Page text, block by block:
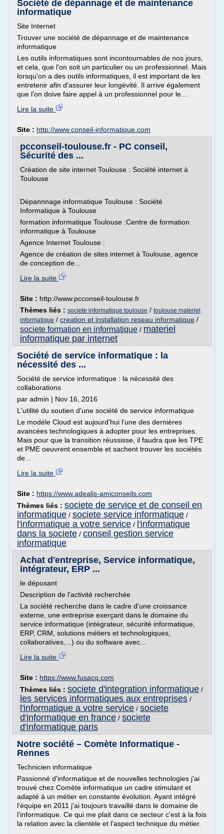
Société de dépannage et de maintenance
informatique
Site Internet
Trouver une société de dépannage et de maintenance
informatique
Les outils informatiques sont incontournables de nos jours,
et cela, que l'on soit un particulier ou un professionnel. Mais
lorsqu'on a des outils informatiques, il est important de les
entretenir afin d'assurer leur longévité. Il arrive également
que l'on doive faire appel à un professionnel pour le...
Lire la suite
Site : http://www.conseil-informatique.com
pcconseil-toulouse.fr - PC conseil,
Sécurité des ...
Création de site internet Toulouse : Société internet à
Toulouse
Dépannnage informatique Toulouse : Société
Informatique à Toulouse
formation informatique Toulouse :Centre de formation
informatique à Toulouse
Agence Internet Toulouse :
Agence de création de sites internet à Toulouse, agence
de conception de...
Lire la suite
Site : http://www.pcconseil-toulouse.fr
Thèmes liés : societe informatique toulouse / toulouse materiel
informatique / creation et installation reseau informatique /
societe formation en informatique / materiel
informatique par internet
Société de service informatique : la
nécessité des ...
Société de service informatique : la nécessité des
collaborations
par admin | Nov 16, 2016
L'utilité du soutien d'une société de service informatique
Le modèle Cloud est aujourd'hui l'une des dernières
avancées technologiques à adopter pour les entreprises.
Mais pour que la transition réussisse, il faudra que les TPE
et PME oeuvrent ensemble et sachent trouver les sociétés
de...
Lire la suite
Site : https://www.adealis-amiconseils.com
Thèmes liés : societe de service et de conseil en
informatique / societe service informatique /
l'informatique a votre service / l'informatique
dans la societe / conseil gestion service
informatique
Achat d'entreprise, Service informatique,
intégrateur, ERP ...
le déposant
Description de l'activité recherchée
La société recherche dans le cadre d'une croissance
externe, une entreprise exerçant dans le domaine du
service informatique (intégrateur, sécurité informatique,
ERP, CRM, solutions métiers et technologiques,
collaboratives,...) ou du software avec...
Lire la suite
Site : https://www.fusacq.com
Thèmes liés : societe d'integration informatique /
les services informatiques aux entreprises /
l'informatique a votre service / societe
d'informatique en france / societe
d'informatique paris
Notre société – Comète Informatique -
Rennes
Technicien informatique
Passionné d'informatique et de nouvelles technologies j'ai
trouvé chez Comète informatique un cadre stimulant et
adapté à un métier en constante évolution. Ayant intégré
l'équipe en 2011 j'ai toujours travaillé dans le domaine de
l'informatique. Ce qui me plait dans ce secteur c'est à la fois
la relation avec la clientèle et l'aspect technique du métier.